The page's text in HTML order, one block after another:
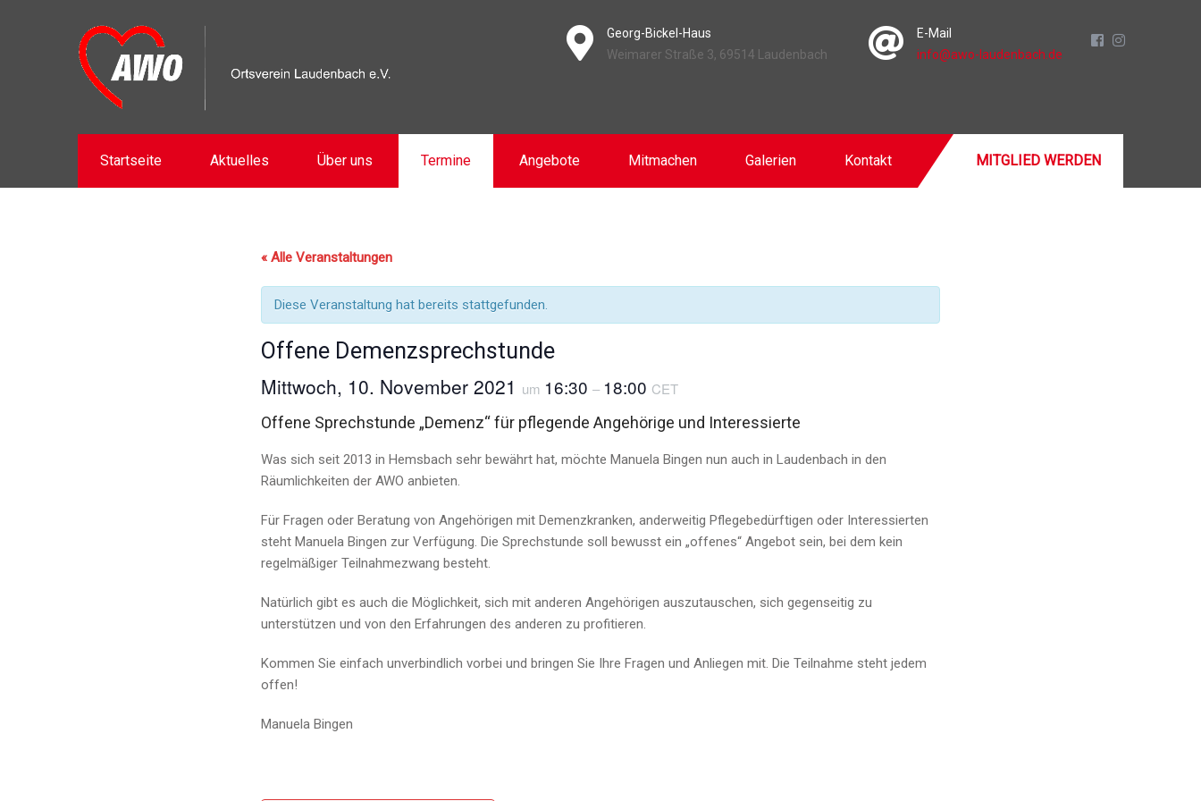
Georg-Bickel-Haus
Weimarer Straße 3, 69514 Laudenbach
E-Mail
info@awo-laudenbach.de
Startseite Aktuelles Über uns Termine Angebote Mitmachen Galerien Kontakt MITGLIED WERDEN
« Alle Veranstaltungen
Diese Veranstaltung hat bereits stattgefunden.
Offene Demenzsprechstunde
Mittwoch, 10. November 2021 um 16:30 – 18:00 CET
Offene Sprechstunde „Demenz“ für pflegende Angehörige und Interessierte
Was sich seit 2013 in Hemsbach sehr bewährt hat, möchte Manuela Bingen nun auch in Laudenbach in den
Räumlichkeiten der AWO anbieten.
Für Fragen oder Beratung von Angehörigen mit Demenzkranken, anderweitig Pflegebedürftigen oder Interessierten
steht Manuela Bingen zur Verfügung. Die Sprechstunde soll bewusst ein „offenes“ Angebot sein, bei dem kein
regelmäßiger Teilnahmezwang besteht.
Natürlich gibt es auch die Möglichkeit, sich mit anderen Angehörigen auszutauschen, sich gegenseitig zu
unterstützen und von den Erfahrungen des anderen zu profitieren.
Kommen Sie einfach unverbindlich vorbei und bringen Sie Ihre Fragen und Anliegen mit. Die Teilnahme steht jedem
offen!
Manuela Bingen